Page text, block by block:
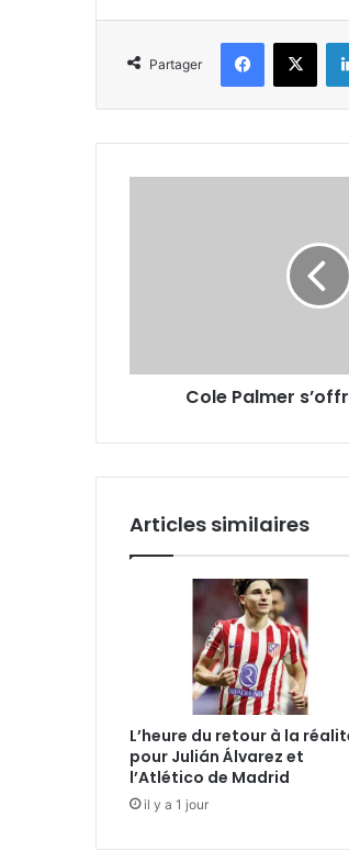
Partager
Facebook
X
Cole Palmer
Articles similaires
L’heure du retour à la
pour Julián Álvarez et
l’Atlético de Madrid
il y a 1 jour